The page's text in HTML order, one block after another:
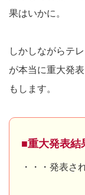
果はいかに。
しかしながらテ
が本当に重大発
もします。
■重大発表結
・・・発表さ